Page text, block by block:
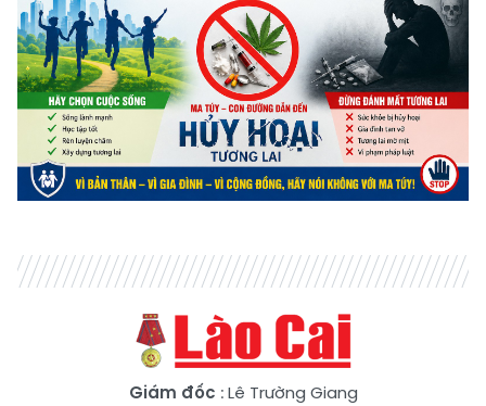
Giám đốc : Lê Trường Giang